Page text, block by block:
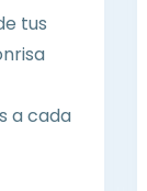
tus
a cada